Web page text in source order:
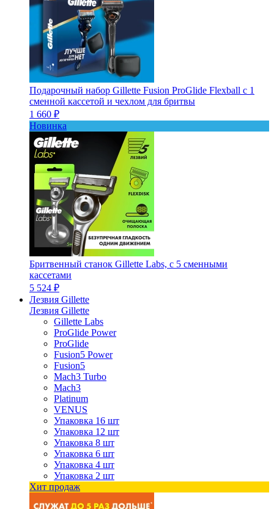
Подарочный набор Gillette Fusion ProGlide Flexball с 1
сменной кассетой и чехлом для бритвы
1 660 ₽
Новинка
Бритвенный станок Gillette Labs, с 5 сменными
кассетами
5 524 ₽
Лезвия Gillette
Лезвия Gillette
Gillette Labs
ProGlide Power
ProGlide
Fusion5 Power
Fusion5
Mach3 Turbo
Mach3
Platinum
VENUS
Упаковка 16 шт
Упаковка 12 шт
Упаковка 8 шт
Упаковка 6 шт
Упаковка 4 шт
Упаковка 2 шт
Хит продаж